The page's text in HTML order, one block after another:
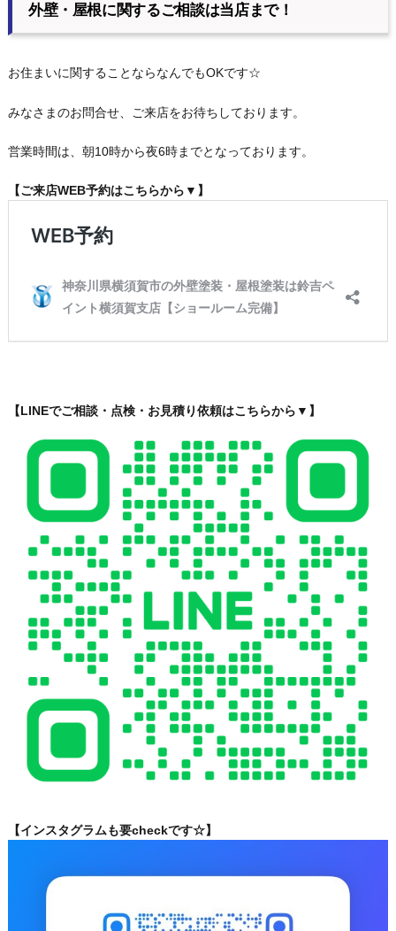
外壁・屋根に関するご相談は当店まで！
お住まいに関することならなんでもOKです☆
みなさまのお問合せ、ご来店をお待ちしております。
営業時間は、朝10時から夜6時までとなっております。
【ご来店WEB予約はこちらから▼】
【LINEでご相談・点検・お見積り依頼はこちらから▼】
【インスタグラムも要checkです☆】